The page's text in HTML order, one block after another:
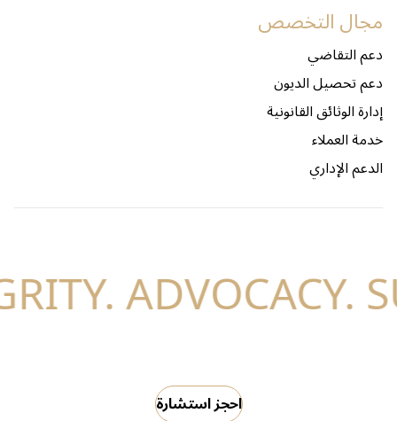
مجال التخصص
دعم التقاضي
دعم تحصيل الديون
إدارة الوثائق القانونية
خدمة العملاء
الدعم الإداري
احجز استشارة